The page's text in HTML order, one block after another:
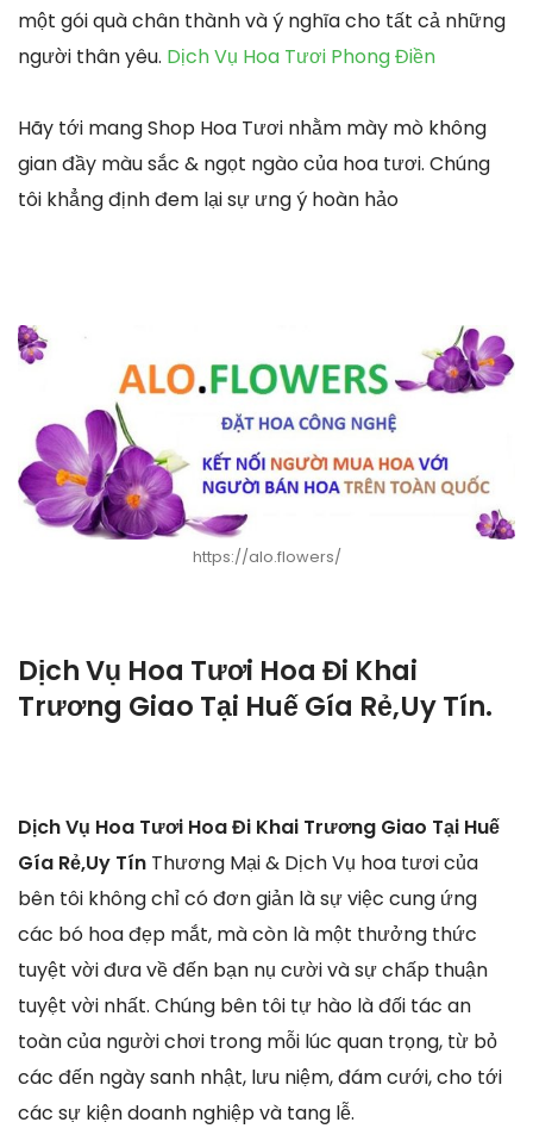
một gói quà chân thành và ý nghĩa cho tất cả những
người thân yêu. Dịch Vụ Hoa Tươi Phong Điền
Hãy tới mang Shop Hoa Tươi nhằm mày mò không
gian đầy màu sắc & ngọt ngào của hoa tươi. Chúng
tôi khẳng định đem lại sự ưng ý hoàn hảo
https://alo.flowers/
Dịch Vụ Hoa Tươi Hoa Đi Khai
Trương Giao Tại Huế Gía Rẻ,Uy Tín.
Dịch Vụ Hoa Tươi Hoa Đi Khai Trương Giao Tại Huế
Gía Rẻ,Uy Tín Thương Mại & Dịch Vụ hoa tươi của
bên tôi không chỉ có đơn giản là sự việc cung ứng
các bó hoa đẹp mắt, mà còn là một thưởng thức
tuyệt vời đưa về đến bạn nụ cười và sự chấp thuận
tuyệt vời nhất. Chúng bên tôi tự hào là đối tác an
toàn của người chơi trong mỗi lúc quan trọng, từ bỏ
các đến ngày sanh nhật, lưu niệm, đám cưới, cho tới
các sự kiện doanh nghiệp và tang lễ.